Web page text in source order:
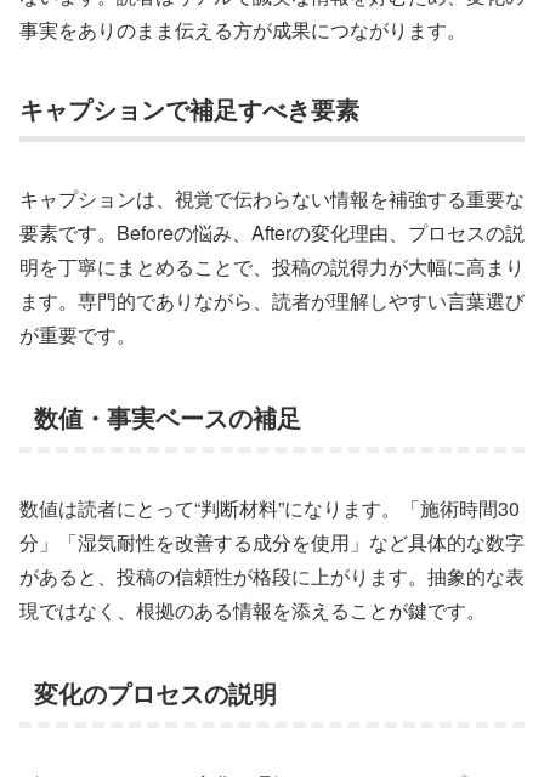
事実をありのまま伝える方が成果につながります。
キャプションで補足すべき要素
キャプションは、視覚で伝わらない情報を補強する重要な
要素です。Beforeの悩み、Afterの変化理由、プロセスの説
明を丁寧にまとめることで、投稿の説得力が大幅に高まり
ます。専門的でありながら、読者が理解しやすい言葉選び
が重要です。
数値・事実ベースの補足
数値は読者にとって“判断材料”になります。「施術時間30
分」「湿気耐性を改善する成分を使用」など具体的な数字
があると、投稿の信頼性が格段に上がります。抽象的な表
現ではなく、根拠のある情報を添えることが鍵です。
変化のプロセスの説明